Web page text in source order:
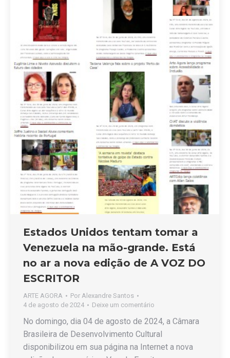
Estados Unidos tentam tomar a
Venezuela na mão-grande. Está
no ar a nova edição de A VOZ DO
ESCRITOR
ARTE AGORA Por Alexandre Santos
4 de agosto de 2024
Deixe um comentário
No domingo, dia 04 de agosto de 2024, a Câmara
Brasileira de Desenvolvimento Cultural
disponibilizou em sua página na Internet a nova